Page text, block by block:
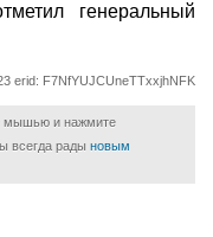
генеральный
F7NfYUJCUneTTxxjhNFK
мышью и нажмите
всегда рады новым